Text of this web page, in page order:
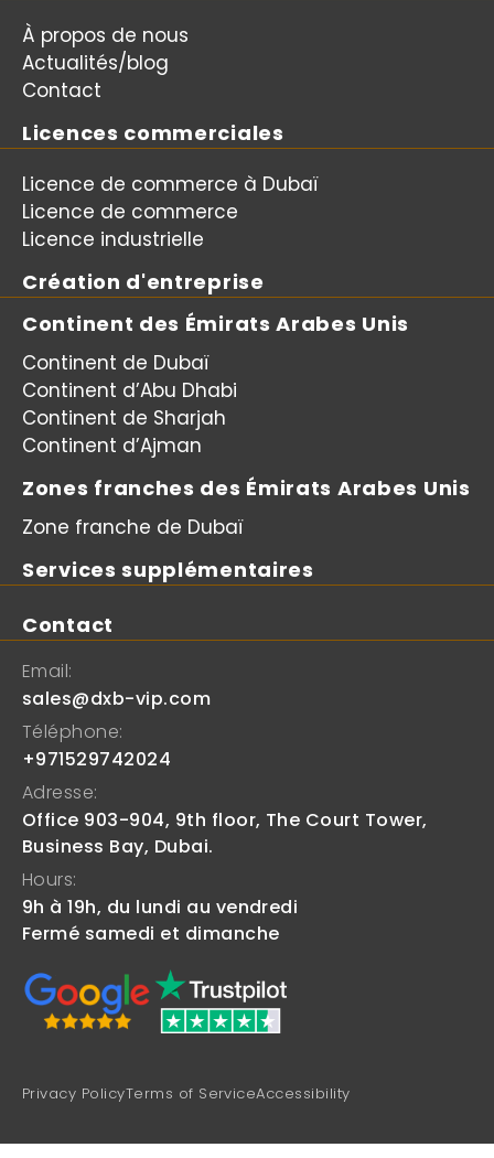
À propos de nous
Actualités/blog
Contact
Licences commerciales
Licence de commerce à Dubaï
Licence de commerce
Licence industrielle
Création d'entreprise
Continent des Émirats Arabes Unis
Continent de Dubaï
Continent d’Abu Dhabi
Continent de Sharjah
Continent d’Ajman
Zones franches des Émirats Arabes Unis
Zone franche de Dubaï
Services supplémentaires
Contact
Email:
sales@dxb-vip.com
Téléphone:
+971529742024
Adresse:
Office 903-904, 9th floor, The Court Tower,
Business Bay, Dubai.
Hours:
9h à 19h, du lundi au vendredi
Fermé samedi et dimanche
Privacy PolicyTerms of ServiceAccessibility